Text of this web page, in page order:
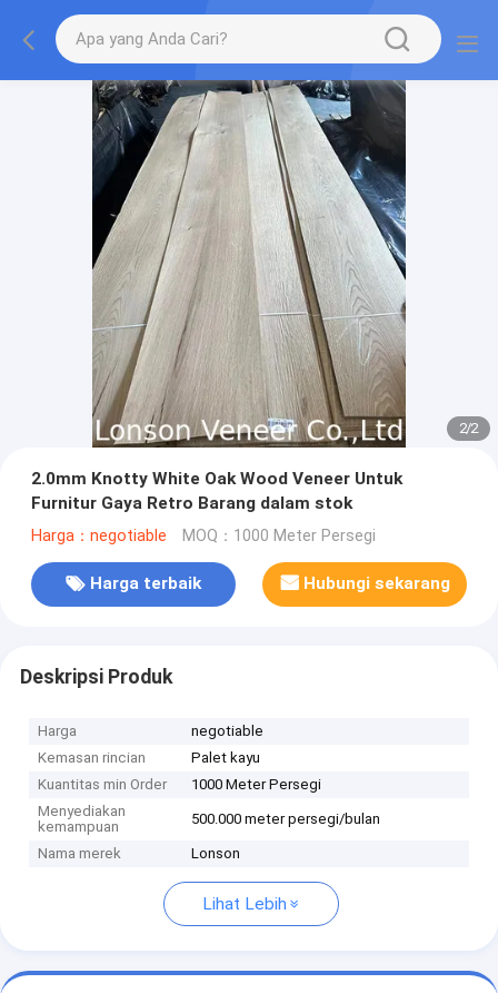
2/2
2.0mm Knotty White Oak Wood Veneer Untuk
Furnitur Gaya Retro Barang dalam stok
Harga：negotiable MOQ：1000 Meter Persegi
Harga terbaik Hubungi sekarang
Deskripsi Produk
Harga
negotiable
Kemasan rincian
Palet kayu
Kuantitas min Order
1000 Meter Persegi
Menyediakan
kemampuan
500.000 meter persegi/bulan
Nama merek Lonson
Lihat Lebih